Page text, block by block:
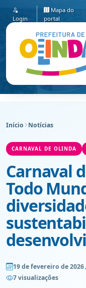
Login
Mapa do
portal
Início Notícias
CARNAVAL DE OLINDA
Carnaval
Todo
19 de fevereiro de 2026
7 visualizações